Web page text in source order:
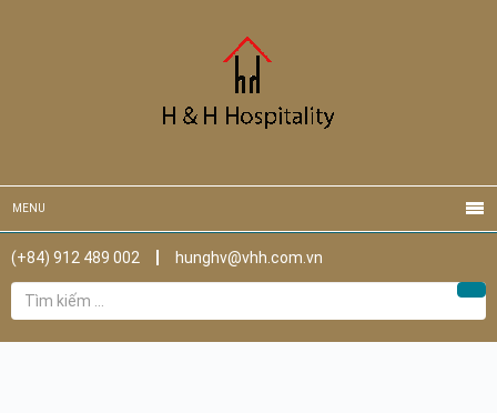
MENU
(+84) 912 489 002
hunghv@vhh.com.vn
Tìm
kiếm
cho: